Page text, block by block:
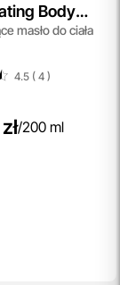
Body
masło do ciała
4.5 ( 4)
/200 ml